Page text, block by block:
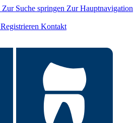
Zur Suche springen Zur Hauptnavigation
Registrieren Kontakt